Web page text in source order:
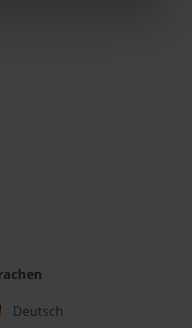
Deutsch